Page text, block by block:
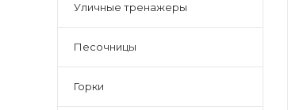
Уличные тренажеры
Песочницы
Горки